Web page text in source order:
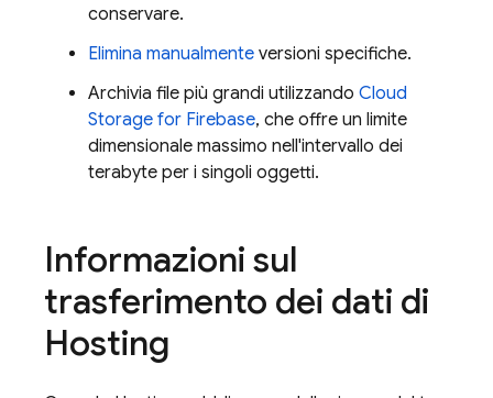
conservare.
Elimina manualmente versioni specifiche.
Archivia file più grandi utilizzando Cloud
Storage for Firebase, che offre un limite
dimensionale massimo nell'intervallo dei
terabyte per i singoli oggetti.
Informazioni sul
trasferimento dei dati di
Hosting